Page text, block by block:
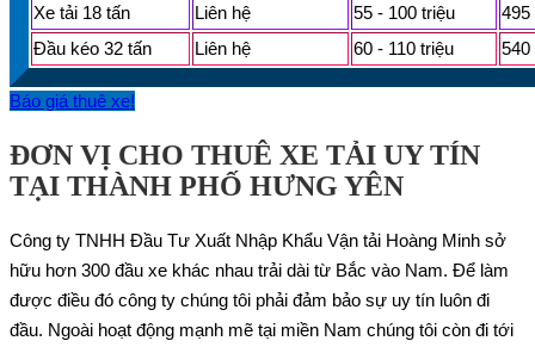
Xe tải 18 tấn
Liên hệ 55 - 100 triệu
495
Đầu kéo 32 tấn
Liên hệ 60 - 110 triệu 540
Báo giá thuê xe!
ĐƠN VỊ CHO THUÊ XE TẢI UY TÍN
TẠI THÀNH PHỐ HƯNG YÊN
Công ty TNHH Đầu Tư Xuất Nhập Khẩu Vận tải Hoàng Minh sở
hữu hơn 300 đầu xe khác nhau trải dài từ Bắc vào Nam. Để làm
được điều đó công ty chúng tôi phải đảm bảo sự uy tín luôn đi
đầu. Ngoài hoạt động mạnh mẽ tại miền Nam chúng tôi còn đi tới